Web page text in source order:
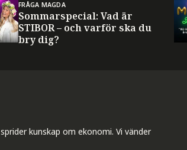
FRÅGA MAGDA
Sommarspecial: Vad är
STIBOR – och varför ska du
bry dig?
sprider kunskap om ekonomi. Vi vänder